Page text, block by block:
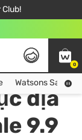
City
0
Watsons Safety
địa
9.9